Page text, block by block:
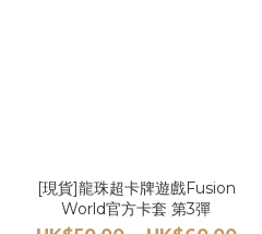
[現貨]龍珠超卡牌遊戲Fusion
World官方卡套 第3彈